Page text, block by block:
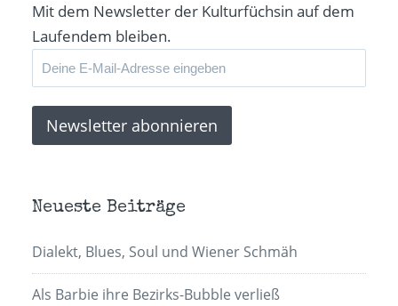
Mit dem Newsletter der Kulturfüchsin auf dem
Laufendem bleiben.
Neueste Beiträge
Dialekt, Blues, Soul und Wiener Schmäh
Als Barbie ihre Bezirks-Bubble verließ